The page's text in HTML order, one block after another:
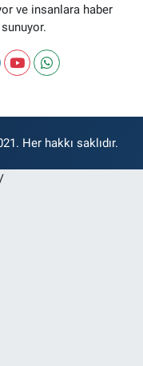
ve insanlara haber
Her hakkı saklıdır.